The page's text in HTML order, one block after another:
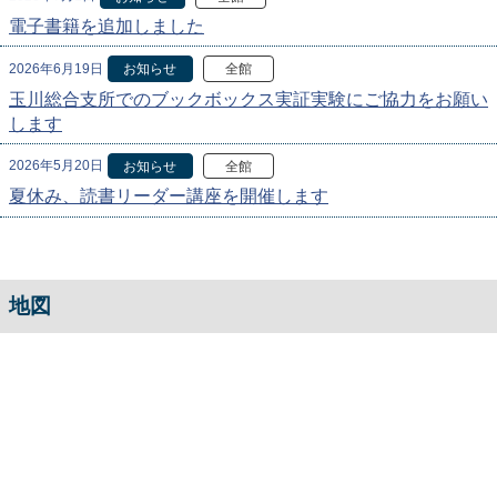
電子書籍を追加しました
2026年6月19日 お知らせ 全館
玉川総合支所でのブックボックス実証実験にご協力をお願い
します
2026年5月20日 お知らせ 全館
夏休み、読書リーダー講座を開催します
地図